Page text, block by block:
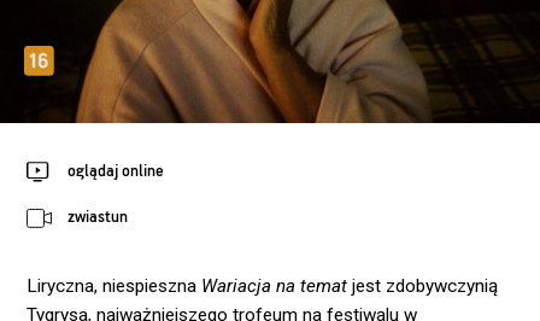
oglądaj online
zwiastun
Liryczna, niespieszna Wariacja na temat jest zdobywczynią
Tygrysa, najważniejszego trofeum na festiwalu w